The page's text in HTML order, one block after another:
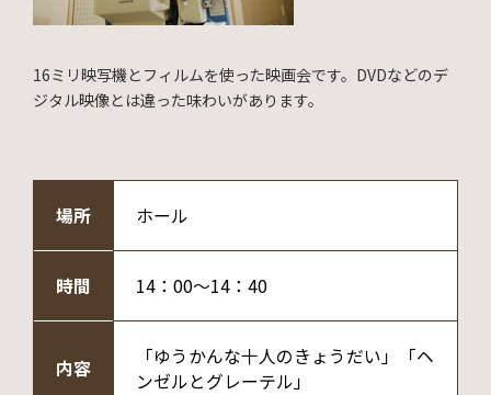
16ミリ映写機とフィルムを使った映画会です。DVDなどのデ
ジタル映像とは違った味わいがあります。
場所 ホール
時間 14：00～14：40
内容
「ゆうかんな十人のきょうだい」「ヘ
ンゼルとグレーテル」